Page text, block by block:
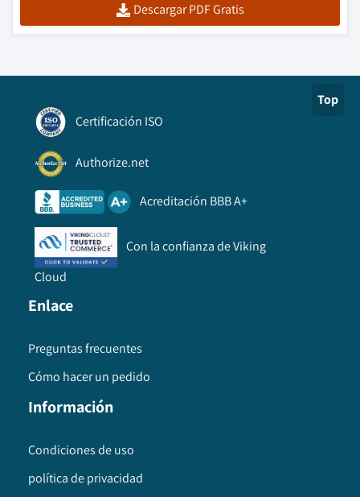
Descargar PDF Gratis
Top
Certificación ISO
Authorize.net
Acreditación BBB A+
Con la confianza de Viking
Cloud
Enlace
Preguntas frecuentes
Cómo hacer un pedido
Información
Condiciones de uso
política de privacidad